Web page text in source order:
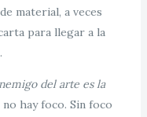
material, a veces
para llegar a la
del arte es la
hay foco. Sin foco